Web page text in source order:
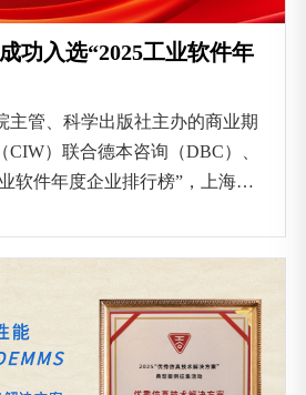
功入选“2025工业软件年
主管、科学出版社主办的商业期
）联合德本咨询（DBC）、
软件年度企业排行榜”，上海积
功入选。